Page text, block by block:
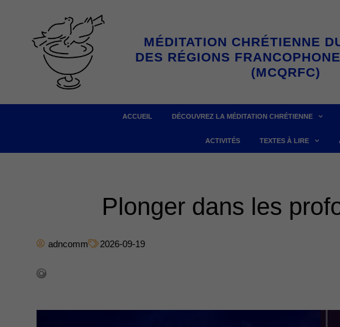
contenu
MÉDITATION CHRÉTIENNE
DES RÉGIONS
(MCQRFC)
ACCUEIL DÉCOUVREZ LA MÉDITATION CHRÉTIENNE
ACTIVITÉS TEXTES À LIRE
Plonger dans les
adncomm 2026-09-19